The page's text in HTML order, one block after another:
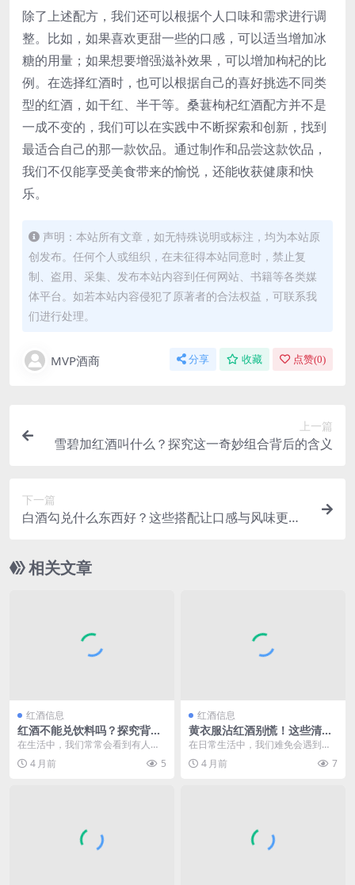
除了上述配方，我们还可以根据个人口味和需求进行调
整。比如，如果喜欢更甜一些的口感，可以适当增加冰
糖的用量；如果想要增强滋补效果，可以增加枸杞的比
例。在选择红酒时，也可以根据自己的喜好挑选不同类
型的红酒，如干红、半干等。桑葚枸杞红酒配方并不是
一成不变的，我们可以在实践中不断探索和创新，找到
最适合自己的那一款饮品。通过制作和品尝这款饮品，
我们不仅能享受美食带来的愉悦，还能收获健康和快
乐。
声明：本站所有文章，如无特殊说明或标注，均为本站原
创发布。任何个人或组织，在未征得本站同意时，禁止复
制、盗用、采集、发布本站内容到任何网站、书籍等各类媒
体平台。如若本站内容侵犯了原著者的合法权益，可联系我
们进行处理。
MVP酒商 分享 收藏 点赞(0)
上一篇
雪碧加红酒叫什么？探究这一奇妙组合背后的含义
下一篇
白酒勾兑什么东西好？这些搭配让口感与风味更上
相关文章
红酒信息
红酒不能兑饮料吗？探究背后
的原因与影响
在生活中，我们常常会看到有人将
红酒与饮料兑在一起饮用，这种现
象引发了一个值得探讨...
4 月前 5
红酒信息
黄衣服沾红酒别慌！这些清洗
妙招让衣物重焕洁净光彩
在日常生活中，我们难免会遇到各
种意外状况，其中衣服沾染污渍就
是让人颇为头疼的一件...
4 月前 7